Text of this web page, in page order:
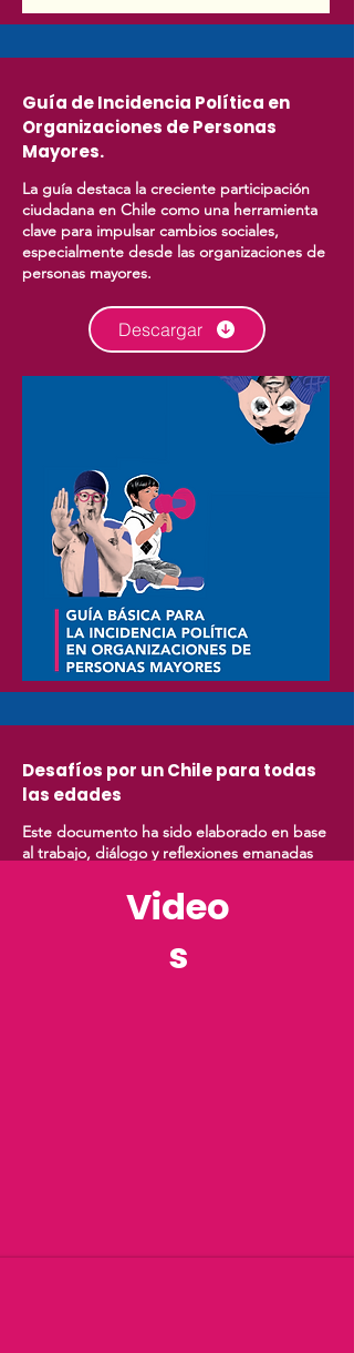
Guía de Incidencia Política en
Organizaciones de Personas
Mayores.
La guía destaca la creciente participación
ciudadana en Chile como una herramienta
clave para impulsar cambios sociales,
especialmente desde las organizaciones de
personas mayores.
Descargar
Desafíos por un Chile para todas
las edades
Este documento ha sido elaborado en base
al trabajo, diálogo y reflexiones emanadas
II Encuentro presencial de la Red
#VocesMayores y del proyecto Nueva
realizado el 14 de abril de 2023.
Video
s